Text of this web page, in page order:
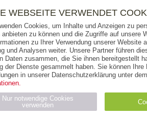
AUS
AUDIO-CDS MP3 NON-BOOKS
AUTOREN
RIGHTS PRESSE HANDEL FÜR
WEBSEITE VERWENDET
Cookies, um Inhalte und Anzeigen zu
anbieten zu können und die Zugriffe auf unsere
zu Ihrer Verwendung unserer Website
und Analysen weiter. Unsere Partner führen
Daten zusammen, die Sie ihnen bereitgestellt
der Dienste gesammelt haben. Sie können
in unserer Datenschutzerklärung unter
Nur notwendige Cookies
verwenden